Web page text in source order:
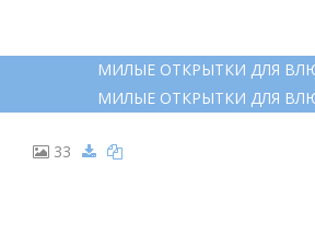
МИЛЫЕ ОТКРЫТКИ ДЛЯ
МИЛЫЕ ОТКРЫТКИ ДЛЯ
33